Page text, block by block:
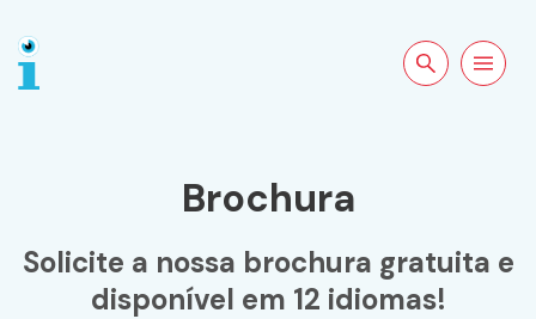
Pesquisar no
Abrir a
Brochura
Solicite a nossa brochura gratuita e
disponível em 12 idiomas!